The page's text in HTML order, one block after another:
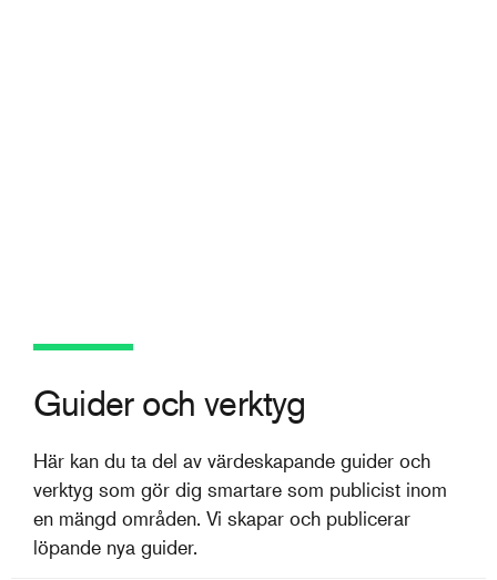
Guider och verktyg
Här kan du ta del av värdeskapande guider och
verktyg som gör dig smartare som publicist inom
en mängd områden. Vi skapar och publicerar
löpande nya guider.